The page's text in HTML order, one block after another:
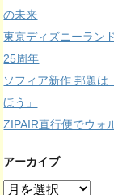
の未来
東京ディズニーラン
25周年
ソフィア新作 邦題は
ほう」
ZIPAIR直行便でウォ
アーカイブ
ア